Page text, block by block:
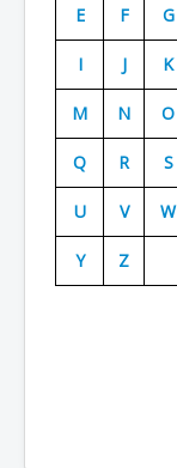
Avions
Personnels
Doctrines
Batailles
Les As
Cahiers des As
E F G
I J K
M N O
Q R S
U V W
Y Z